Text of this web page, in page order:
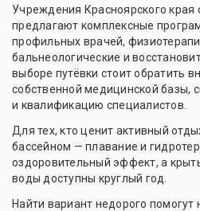
Учреждения Красноярского края
предлагают комплексные
профильных врачей,
бальнеологические и
выборе путёвки стоит обратить
собственной медицинской базы,
и квалификацию специалистов.
Для тех, кто ценит активный
бассейном — плавание и
оздоровительный эффект, а
воды доступны круглый год.
Найти вариант недорого помогут